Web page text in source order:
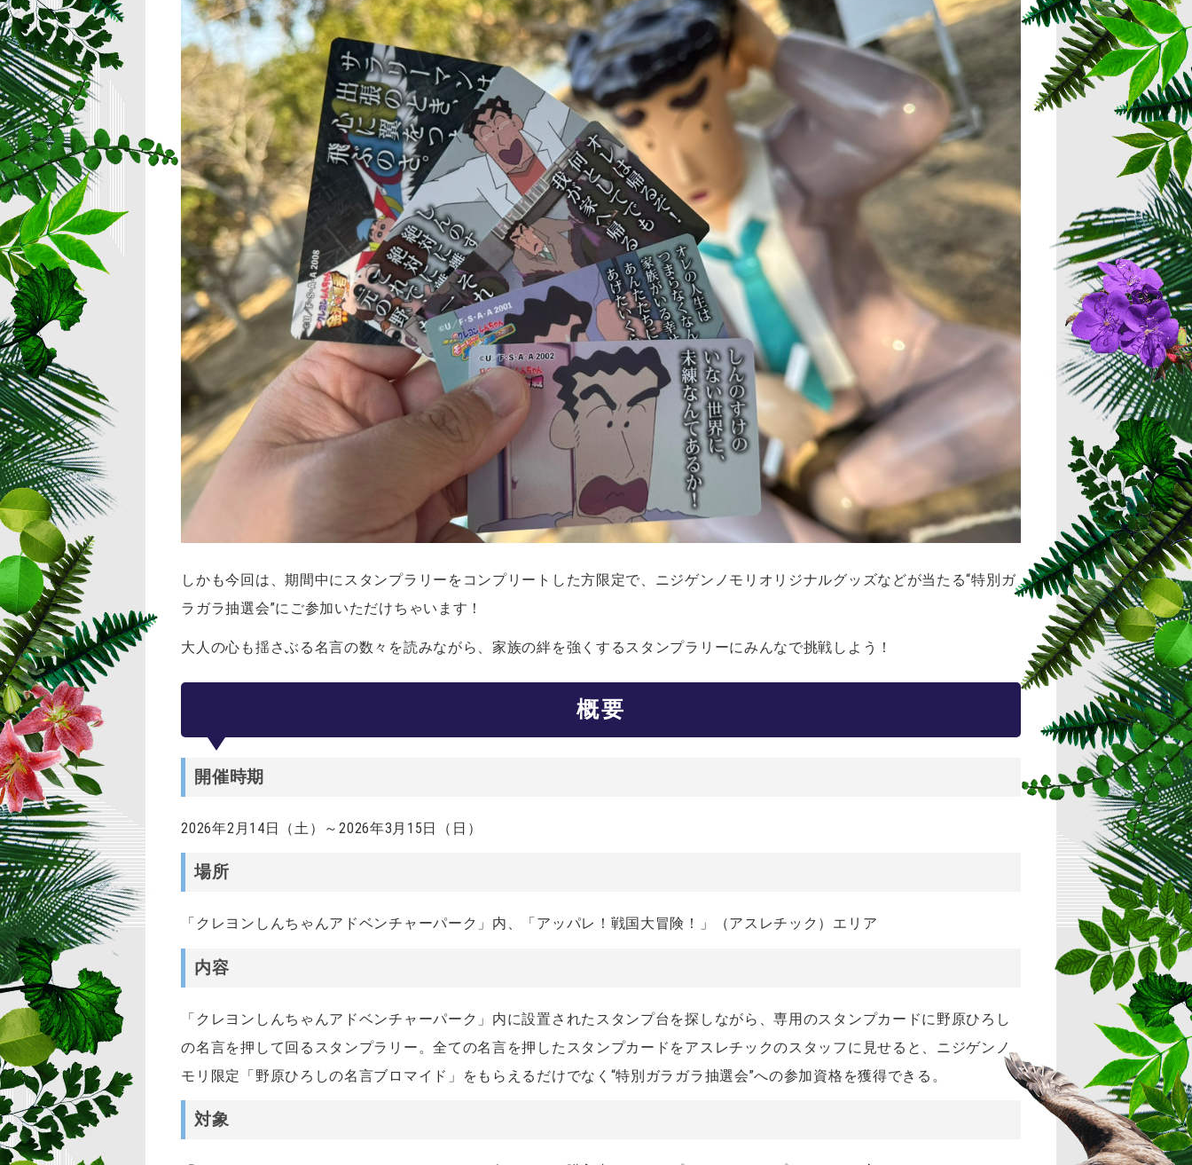
しかも今回は、期間中にスタンプラリーをコンプリートした方限定で、ニジゲンノモリオリジナルグッズなどが当たる“特別ガ
ラガラ抽選会”にご参加いただけちゃいます！
大人の心も揺さぶる名言の数々を読みながら、家族の絆を強くするスタンプラリーにみんなで挑戦しよう！
概要
開催時期
2026年2月14日（土）～2026年3月15日（日）
場所
「クレヨンしんちゃんアドベンチャーパーク」内、「アッパレ！戦国大冒険！」（アスレチック）エリア
内容
「クレヨンしんちゃんアドベンチャーパーク」内に設置されたスタンプ台を探しながら、専用のスタンプカードに野原ひろし
の名言を押して回るスタンプラリー。全ての名言を押したスタンプカードをアスレチックのスタッフに見せると、ニジゲンノ
モリ限定「野原ひろしの名言ブロマイド」をもらえるだけでなく“特別ガラガラ抽選会”への参加資格を獲得できる。
対象